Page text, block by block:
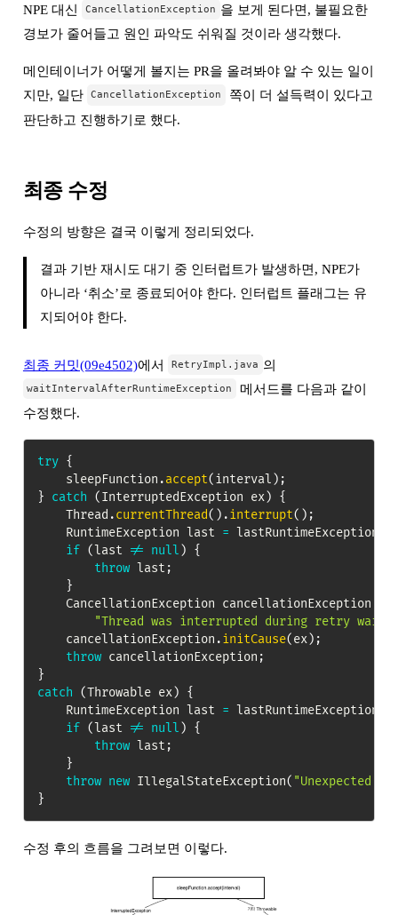
NPE 대신
CancellationException 을 보게 된다면, 불필요한
경보가 줄어들고 원인 파악도 쉬워질 것이라 생각했다.
메인테이너가 어떻게 볼지는 PR을 올려봐야 알 수 있는 일이
지만, 일단
CancellationException
쪽이 더 설득력이 있다고
판단하고 진행하기로 했다.
최종 수정
수정의 방향은 결국 이렇게 정리되었다.
결과 기반 재시도 대기 중 인터럽트가 발생하면, NPE가
아니라 ‘취소’로 종료되어야 한다. 인터럽트 플래그는 유
지되어야 한다.
최종 커밋(09e4502)에서 RetryImpl.java 의
waitIntervalAfterRuntimeException
메서드를 다음과 같이
수정했다.
try {
    sleepFunction
.accept(interval ) ;
} catch (InterruptedException ex) {
Thread .currentThread( ) .interrupt( ) ;
RuntimeException last = lastRuntimeException
if (last != null ) {
throw last ;
}
CancellationException cancellationException
"Thread was interrupted during retry wait
    cancellationException
.initCause(ex) ;
throw cancellationException ;
}
catch (Throwable ex) {
RuntimeException last = lastRuntimeException
if (last != null ) {
throw last ;
}
throw new IllegalStateException( "Unexpected
}
수정 후의 흐름을 그려보면 이렇다.